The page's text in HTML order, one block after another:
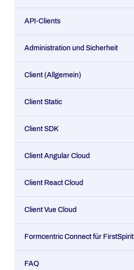
API-Clients
Administration und Sicherheit
Client (Allgemein)
Client Static
Client SDK
Client Angular Cloud
Client React Cloud
Client Vue Cloud
Formcentric Connect für FirstSpirit
FAQ